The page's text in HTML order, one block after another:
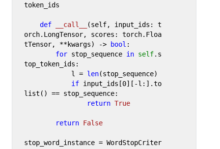
token_ids
def __call__ (self, input_ids: t
orch.LongTensor, scores: torch.Floa
tTensor, **kwargs) -> bool :
for stop_sequence in self.s
top_token_ids:
            l =
len(stop_sequence)
if input_ids[0][-l:].to
list() == stop_sequence:
return True
return False
stop_word_instance = WordStopCriter